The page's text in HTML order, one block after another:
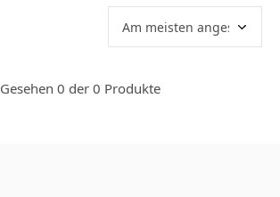
Gesehen 0 der 0 Produkte